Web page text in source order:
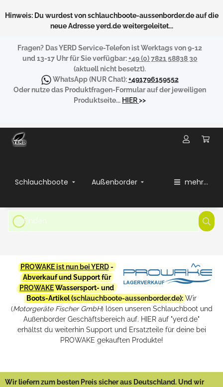
Hinweis: Du wurdest von schlauchboote-aussenborder.de auf die
neue Adresse yerd.de weitergeleitet...
Fragen? Das YERD Service-Telefon ist Werktags von 9-12
und 13-17 Uhr für Sie verfügbar:+49 (0) 7821 58838 30
(aktuell nicht besetzt).
WhatsApp(NUR Chat):+491796159552
Oder nutze das Produktfragen-Formular auf der jeweiligen
Produktseite... HIER>>
Schlauchboote Außenborder mehr...
PROWAKE ist nun bei YERD-
Abverkauf und Support für
PROWAKEWassersport- und
Boots-Artikel (schlauchboote-aussenborder.de): Wir
(Motorgeräte Fischer GmbH) lösen unseren Schlauchboot und
Außenborder Geschäftsbereich auf. HIER auf "yerd.de"
erhältst du weiterhin Support und Ersatzteile für deine bei
PROWAKE gekauften Produkte!
Wir liefern zum besten Preis sicher aus Deutschland. Und wir